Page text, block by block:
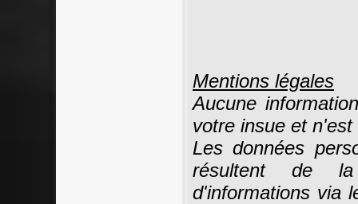
Mentions légales
Aucune
votre insue et
Les données
résultent de la
d'informations via